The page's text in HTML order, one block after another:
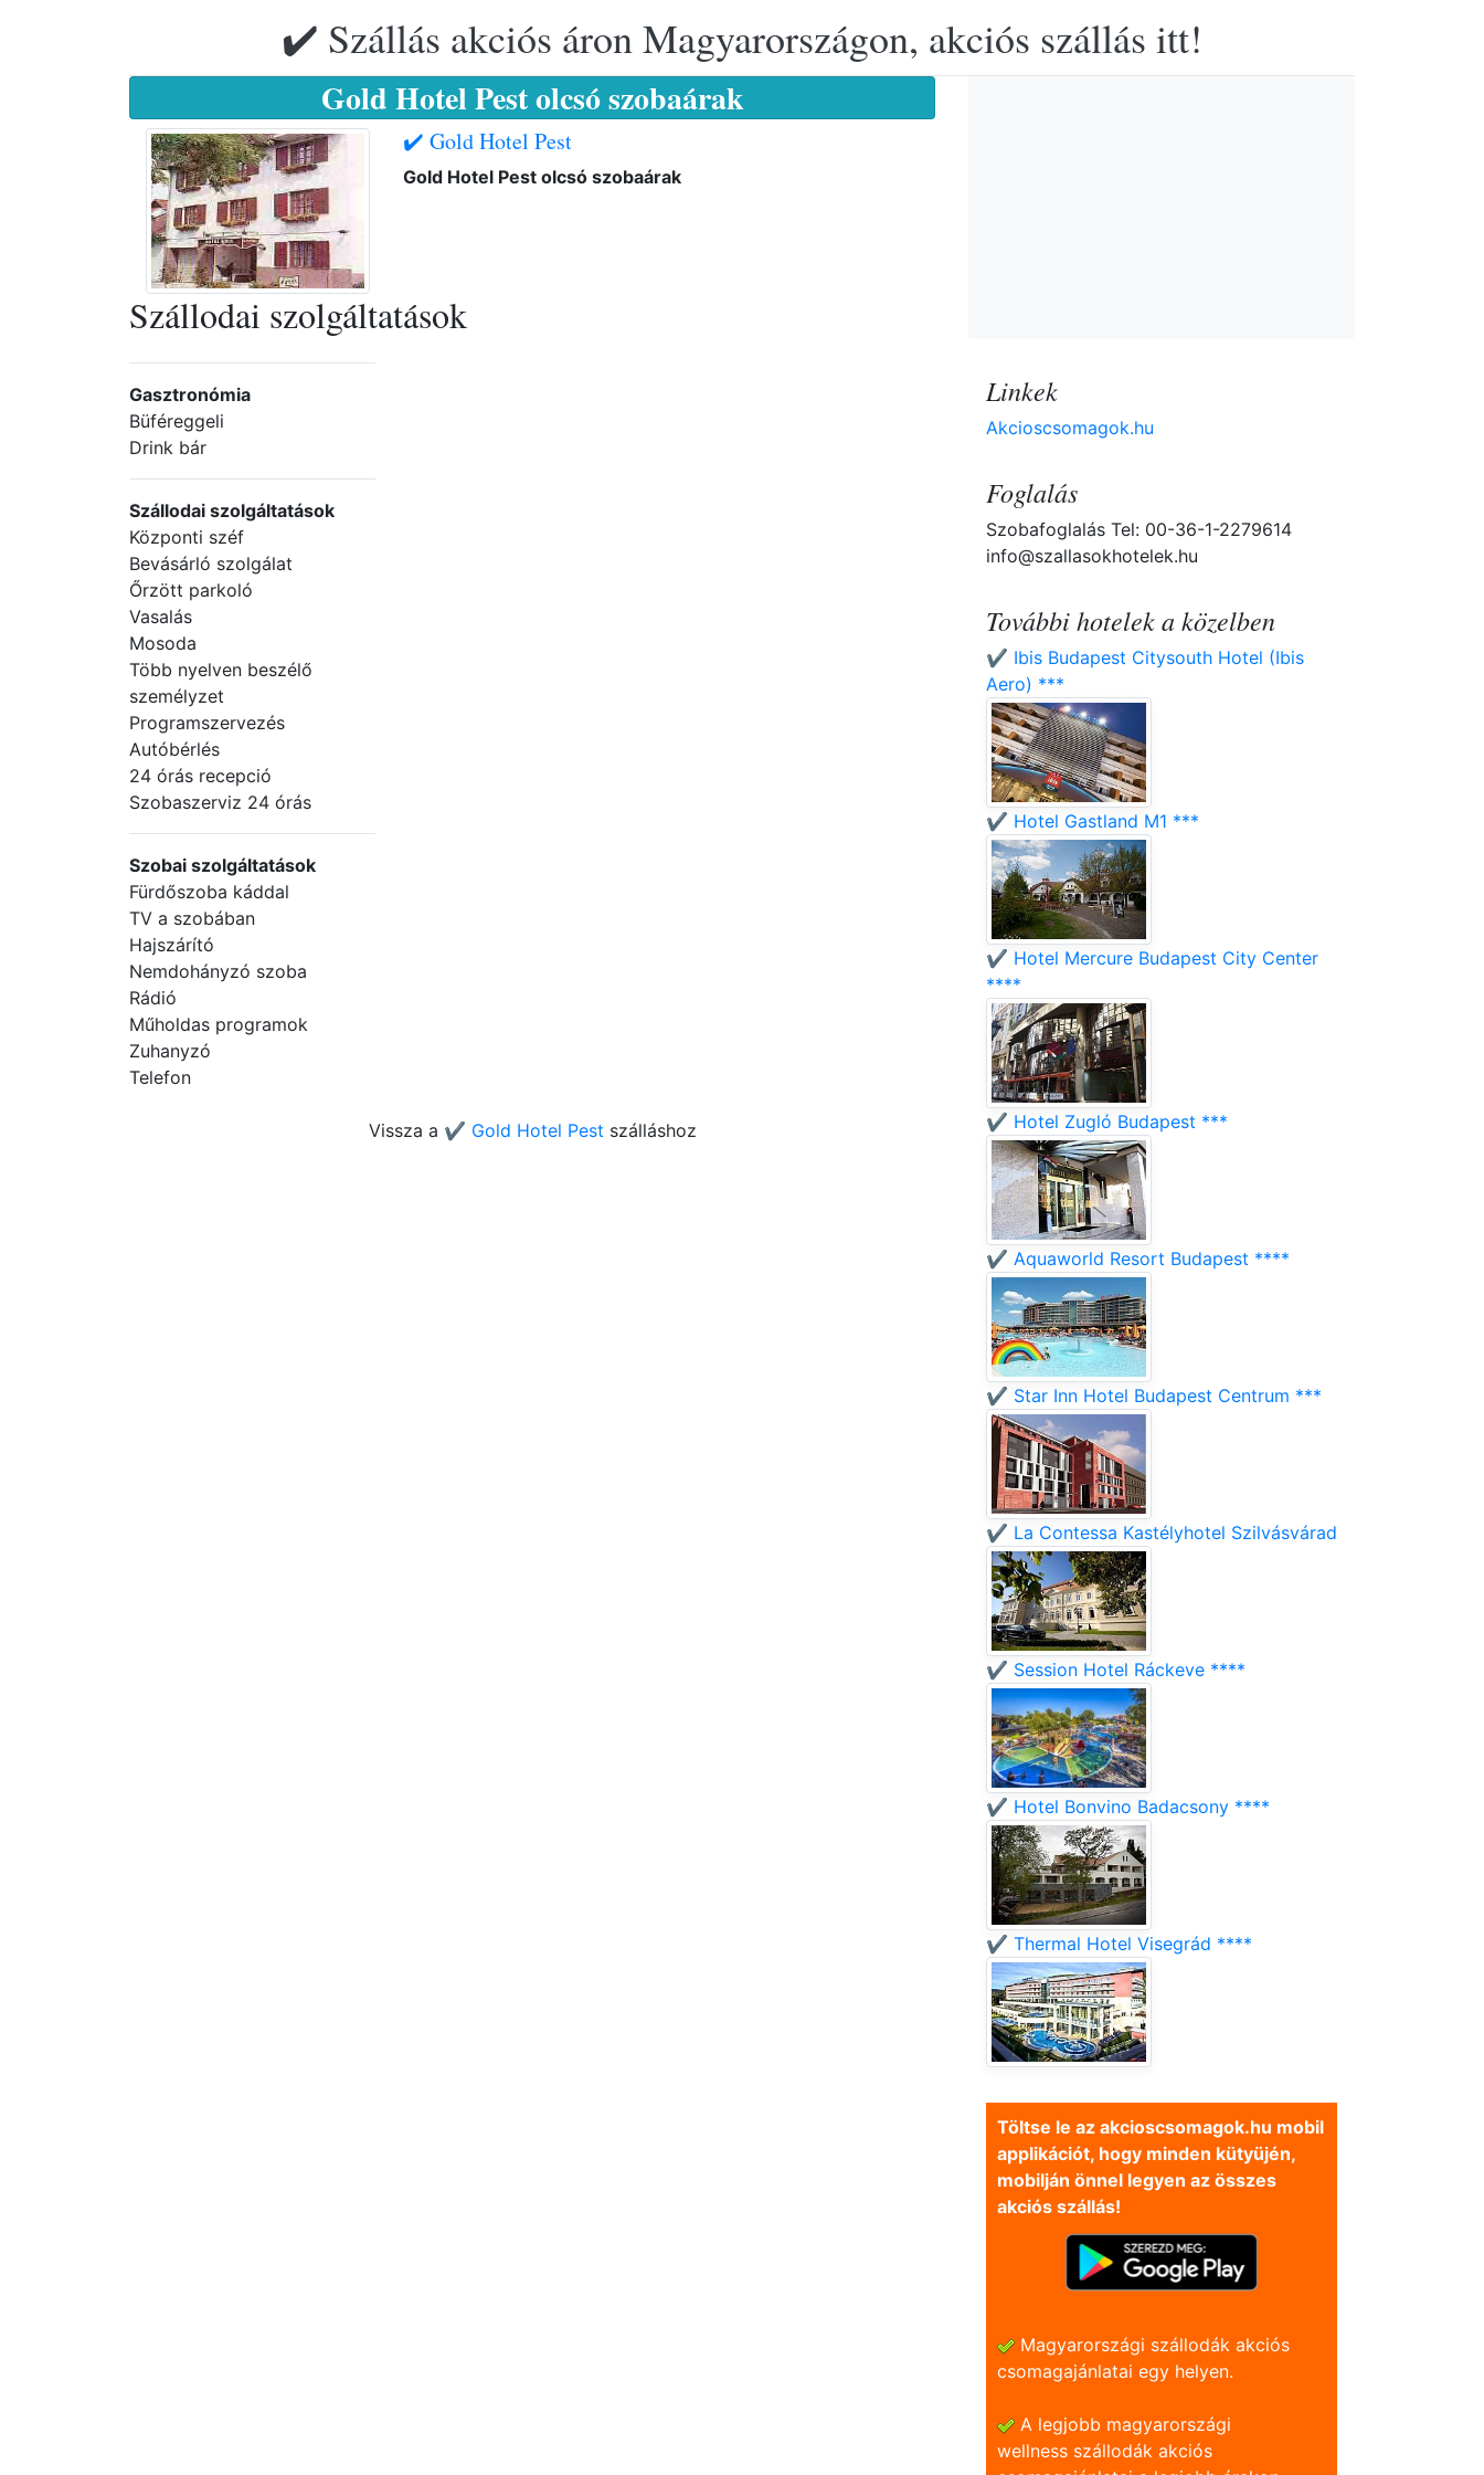
✔️ Szállás akciós áron Magyarországon, akciós szállás itt!
Gold Hotel Pest olcsó szobaárak
✔️ Gold Hotel Pest
Gold Hotel Pest olcsó szobaárak
Szállodai szolgáltatások
Gasztronómia
Büféreggeli
Drink bár
Szállodai szolgáltatások
Központi széf
Bevásárló szolgálat
Őrzött parkoló
Vasalás
Mosoda
Több nyelven beszélő
személyzet
Programszervezés
Autóbérlés
24 órás recepció
Szobaszerviz 24 órás
Szobai szolgáltatások
Fürdőszoba káddal
TV a szobában
Hajszárító
Nemdohányzó szoba
Rádió
Műholdas programok
Zuhanyzó
Telefon
Vissza a ✔️ Gold Hotel Pest szálláshoz
Linkek
Akcioscsomagok.hu
Foglalás
Szobafoglalás Tel: 00-36-1-2279614
info@szallasokhotelek.hu
További hotelek a közelben
✔️ Ibis Budapest Citysouth Hotel (Ibis
Aero) ***
✔️ Hotel Gastland M1 ***
✔️ Hotel Mercure Budapest City Center
****
✔️ Hotel Zugló Budapest ***
✔️ Aquaworld Resort Budapest ****
✔️ Star Inn Hotel Budapest Centrum ***
✔️ La Contessa Kastélyhotel Szilvásvárad
✔️ Session Hotel Ráckeve ****
✔️ Hotel Bonvino Badacsony ****
✔️ Thermal Hotel Visegrád ****
Töltse le az akcioscsomagok.hu mobil
applikációt, hogy minden kütyüjén,
mobilján önnel legyen az összes
akciós szállás!
Magyarországi szállodák akciós
csomagajánlatai egy helyen.
A legjobb magyarországi
wellness szállodák akciós